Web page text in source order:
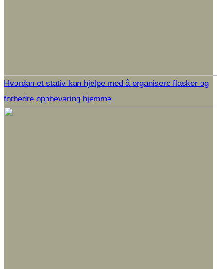
Hvordan et stativ kan hjelpe med å organisere flasker og
forbedre oppbevaring hjemme